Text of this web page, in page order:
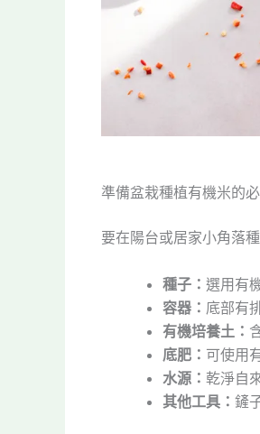
準備盆栽種植有機米的
要在陽台或居家小角落
種子： 選用有
容器： 底部有
有機培養土：
底肥： 可使用
水源： 乾淨自
其他工具： 鏟